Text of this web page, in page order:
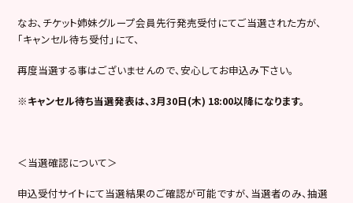
なお、チケット姉妹グループ会員先行発売受付にてご当選された方が、
「キャンセル待ち受付」にて、
再度当選する事はございませんので、安心してお申込み下さい。
※キャンセル待ち当選発表は、3月30日(木) 18:00以降になります。
＜当選確認について＞
申込受付サイトにて当選結果のご確認が可能ですが、当選者のみ、抽選